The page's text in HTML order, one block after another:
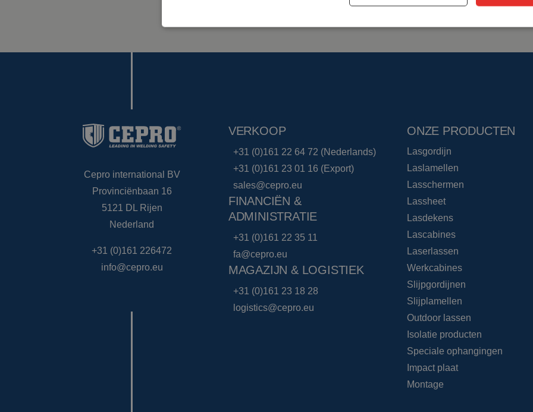
Cepro international BV
Provinciënbaan 16
5121 DL Rijen
Nederland
+31 (0)161 226472
info@cepro.eu
VERKOOP
+31 (0)161 22 64 72 (Nederlands)
+31 (0)161 23 01 16 (Export)
sales@cepro.eu
FINANCIËN &
ADMINISTRATIE
+31 (0)161 22 35 11
fa@cepro.eu
MAGAZIJN & LOGISTIEK
+31 (0)161 23 18 28
logistics@cepro.eu
ONZE PRODUCTEN
Lasgordijn
Laslamellen
Lasschermen
Lassheet
Lasdekens
Lascabines
Laserlassen
Werkcabines
Slijpgordijnen
Slijplamellen
Outdoor lassen
Isolatie producten
Speciale ophangingen
Impact plaat
Montage